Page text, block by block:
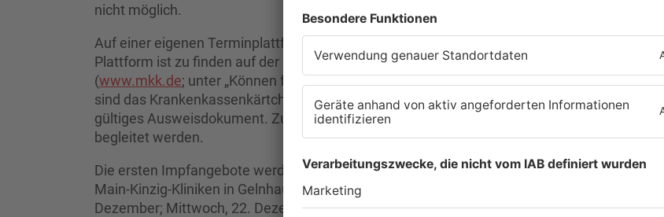
nicht möglich.
Auf einer eigenen Terminplattform können ab sofort Termine gebucht werden. Die
Plattform ist zu finden auf der Kampagnenseite „Dein Pflaster“ auf der Kreishomepage
(www.mkk.de; unter „Können fünf- bis elfjährige Kinder geimpft werden?“). Zum Impftermin
sind das Krankenkassenkärtchen des Kindes mitzubringen sowie, wenn vorhanden, ein
gültiges Ausweisdokument. Zudem müssen die Kinder durch einen Erziehungsberechtigten
begleitet werden.
Die ersten Impfangebote werden am Klinikum Hanau (K-Gebäude, Bereich K24) und in den
Main-Kinzig-Kliniken in Gelnhausen (Gebäude F, EG) an diesen Tagen gemacht: Freitag, 17.
Dezember; Mittwoch, 22. Dezember; Donnerstag, 30. Dezember; Freitag, 7. Januar –